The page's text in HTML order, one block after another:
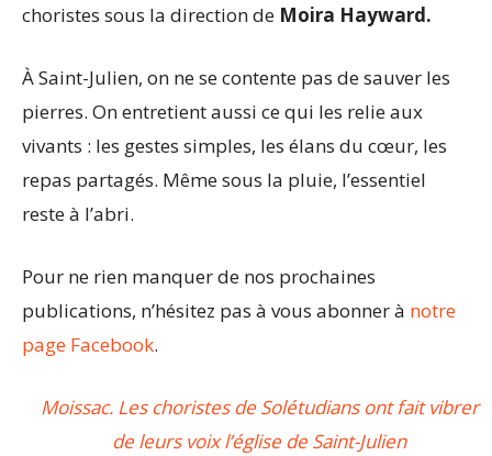
choristes sous la direction de Moira Hayward.
À Saint-Julien, on ne se contente pas de sauver les
pierres. On entretient aussi ce qui les relie aux
vivants : les gestes simples, les élans du cœur, les
repas partagés. Même sous la pluie, l’essentiel
reste à l’abri.
Pour ne rien manquer de nos prochaines
publications, n’hésitez pas à vous abonner à notre
page Facebook.
Moissac. Les choristes de Solétudians ont fait vibrer
de leurs voix l’église de Saint-Julien